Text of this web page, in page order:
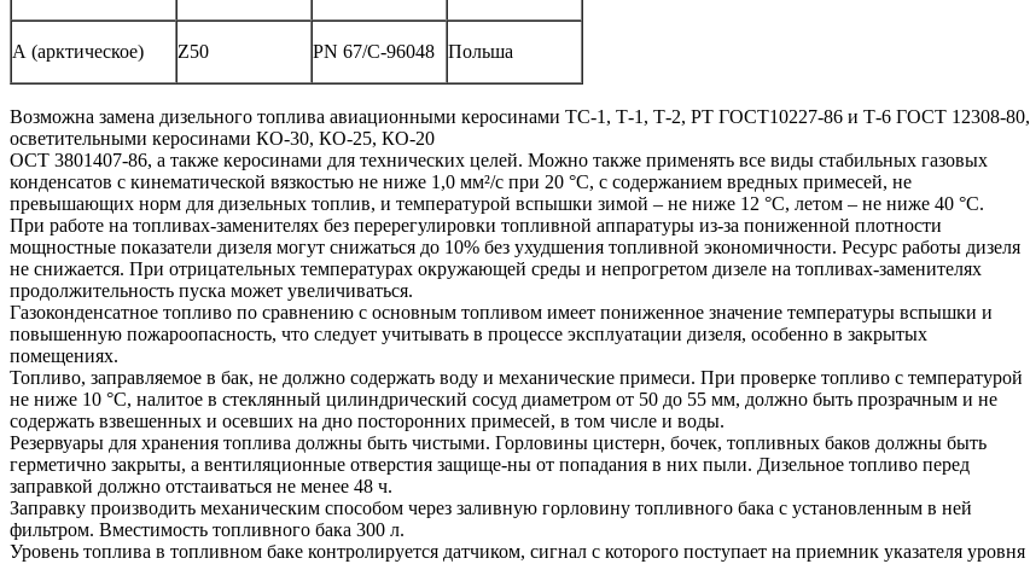
А (арктическое) Z50 PN 67/C-96048 Польша
Возможна замена дизельного топлива авиационными керосинами ТС-1, Т-1, Т-2, РТ ГОСТ10227-86 и Т-6 ГОСТ 12308-80,
осветительными керосинами КО-30, КО-25, КО-20
ОСТ 3801407-86, а также керосинами для технических целей. Можно также применять все виды стабильных газовых
конденсатов с кинематической вязкостью не ниже 1,0 мм²/с при 20 °С, с содержанием вредных примесей, не
превышающих норм для дизельных топлив, и температурой вспышки зимой – не ниже 12 °С, летом – не ниже 40 °С.
При работе на топливах-заменителях без перерегулировки топливной аппаратуры из-за пониженной плотности
мощностные показатели дизеля могут снижаться до 10% без ухудшения топливной экономичности. Ресурс работы дизеля
не снижается. При отрицательных температурах окружающей среды и непрогретом дизеле на топливах-заменителях
продолжительность пуска может увеличиваться.
Газоконденсатное топливо по сравнению с основным топливом имеет пониженное значение температуры вспышки и
повышенную пожароопасность, что следует учитывать в процессе эксплуатации дизеля, особенно в закрытых
помещениях.
Топливо, заправляемое в бак, не должно содержать воду и механические примеси. При проверке топливо с температурой
не ниже 10 °С, налитое в стеклянный цилиндрический сосуд диаметром от 50 до 55 мм, должно быть прозрачным и не
содержать взвешенных и осевших на дно посторонних примесей, в том числе и воды.
Резервуары для хранения топлива должны быть чистыми. Горловины цистерн, бочек, топливных баков должны быть
герметично закрыты, а вентиляционные отверстия защище-ны от попадания в них пыли. Дизельное топливо перед
заправкой должно отстаиваться не менее 48 ч.
Заправку производить механическим способом через заливную горловину топливного бака с установленным в ней
фильтром. Вместимость топливного бака 300 л.
Уровень топлива в топливном баке контролируется датчиком, сигнал с которого поступает на приемник указателя уровня